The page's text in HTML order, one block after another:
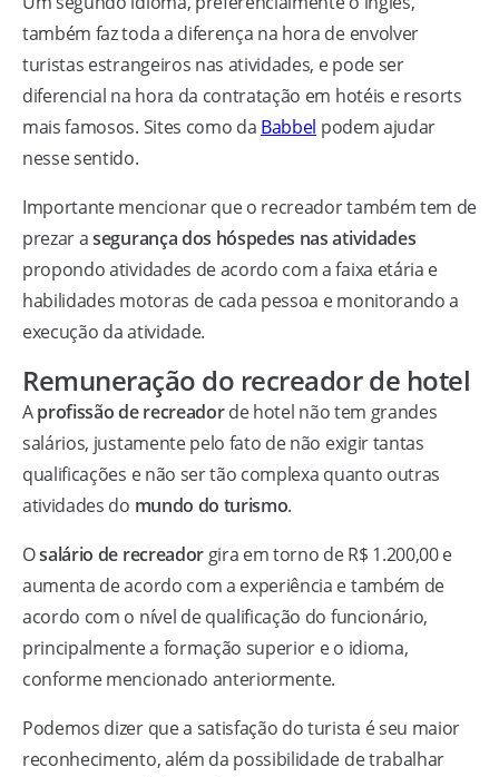
também faz toda a diferença na hora de envolver
turistas estrangeiros nas atividades, e pode ser
diferencial na hora da contratação em hotéis e resorts
mais famosos. Sites como da Babbel podem ajudar
nesse sentido.
Importante mencionar que o recreador também tem de
prezar asegurança dos hóspedes nas atividades
propondo atividades de acordo com a faixa etária e
habilidades motoras de cada pessoa e monitorando a
execução da atividade.
Remuneração do recreador de hotel
Aprofissão de recreadorde hotel não tem grandes
salários, justamente pelo fato de não exigir tantas
qualificações e não ser tão complexa quanto outras
atividades do mundo do turismo.
Osalário de recreadorgira em torno de R$ 1.200,00 e
aumenta de acordo com a experiência e também de
acordo com o nível de qualificação do funcionário,
principalmente a formação superior e o idioma,
conforme mencionado anteriormente.
Podemos dizer que a satisfação do turista é seu maior
reconhecimento, além da possibilidade de trabalhar